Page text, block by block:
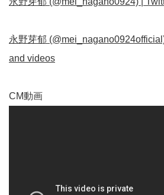
永野芽郁
and videos
CM動画